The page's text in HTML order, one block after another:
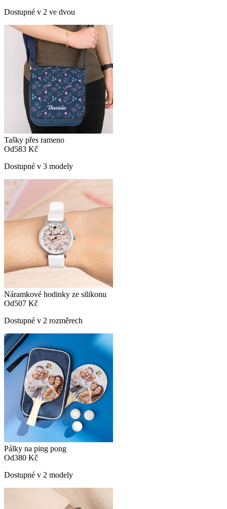
Dostupné v 2 ve dvou
Tašky přes rameno
Od583 Kč
Dostupné v 3 modely
Náramkové hodinky ze silikonu
Od507 Kč
Dostupné v 2 rozměrech
Pálky na ping pong
Od380 Kč
Dostupné v 2 modely